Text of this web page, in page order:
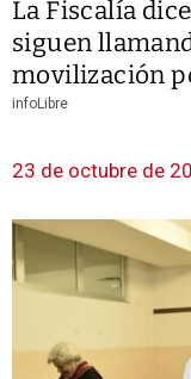
La Fiscalía
siguen
movilización
infoLibre
23 de octubre de